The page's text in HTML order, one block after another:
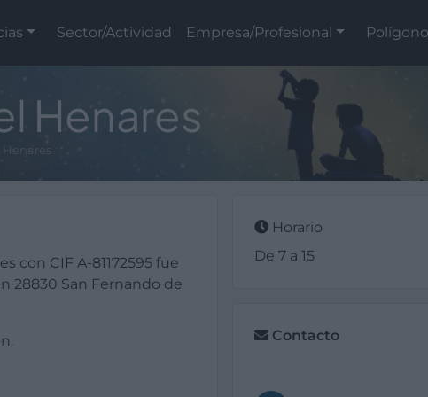
Sector/Actividad Empresa/Profesional
Henares
con CIF A-81172595 fue
28830 San Fernando de
Horario
De 7 a 15
Contacto